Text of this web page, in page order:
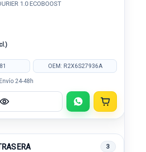
1.0 ECOBOOST
OEM: R2X6S27936A
Envío 24-48h
3